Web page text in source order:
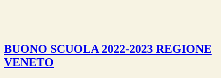
BUONO SCUOLA 2022-2023 REGIONE
VENETO